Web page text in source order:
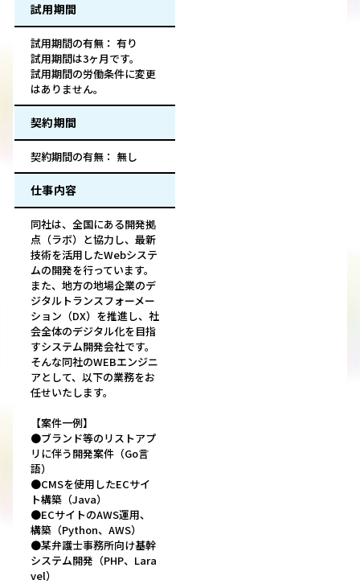
試用期間
試用期間の有無： 有り
試用期間は3ヶ月です。
試用期間の労働条件に変更
はありません。
契約期間
契約期間の有無： 無し
仕事内容
同社は、全国にある開発拠
点（ラボ）と協力し、最新
技術を活用したWebシステ
ムの開発を行っています。
また、地方の地場企業のデ
ジタルトランスフォーメー
ション（DX）を推進し、社
会全体のデジタル化を目指
すシステム開発会社です。
そんな同社のWEBエンジニ
アとして、以下の業務をお
任せいたします。
【案件一例】
●ブランド等のリストアプ
リに伴う開発案件（Go言
語）
●CMSを使用したECサイ
ト構築（Java）
●ECサイトのAWS運用、
構築（Python、AWS）
●某弁護士事務所向け基幹
システム開発（PHP、Lara
vel）